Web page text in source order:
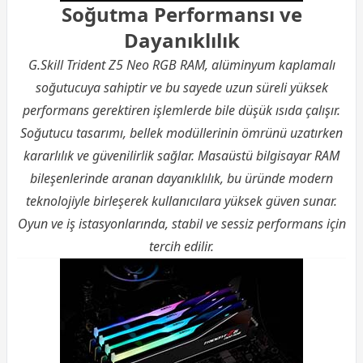
Soğutma Performansı ve
Dayanıklılık
G.Skill Trident Z5 Neo RGB RAM, alüminyum kaplamalı
soğutucuya sahiptir ve bu sayede uzun süreli yüksek
performans gerektiren işlemlerde bile düşük ısıda çalışır.
Soğutucu tasarımı, bellek modüllerinin ömrünü uzatırken
kararlılık ve güvenilirlik sağlar. Masaüstü bilgisayar RAM
bileşenlerinde aranan dayanıklılık, bu üründe modern
teknolojiyle birleşerek kullanıcılara yüksek güven sunar.
Oyun ve iş istasyonlarında, stabil ve sessiz performans için
tercih edilir.